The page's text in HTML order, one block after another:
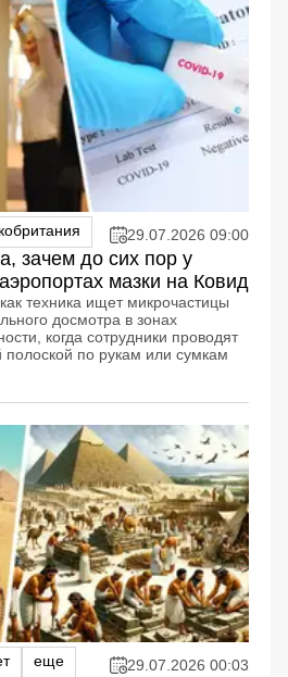
29.07.2026 09:00
зачем до сих пор у
мазки на Ковид
техника ищет микрочастицы
досмотра в зонах
когда сотрудники проводят
полоской по рукам или сумкам
еще 29.07.2026 00:03